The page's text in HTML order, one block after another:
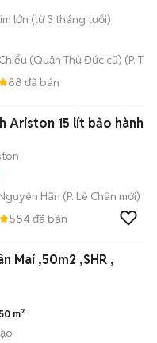
lớn (từ 3 tháng tuổi)
(Quận Thủ Đức cũ) (P.
88 đã bán
Ariston 15 lít bảo hành
Hãn (P. Lê Chân mới)
584đã bán
Mai ,50m2 ,SHR ,
m²